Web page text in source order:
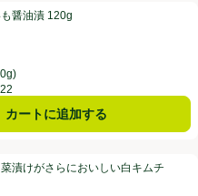
醤油漬 120g
カートに追加する
い白キムチ 230g
漬けがさらにおいしい白キムチ